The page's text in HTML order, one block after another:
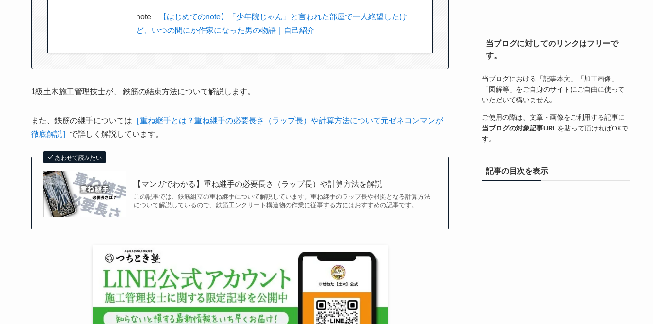
note：
【はじめてのnote】「少年院じゃん」と言われた部屋で一人絶望したけ
ど、いつの間にか作家になった男の物語｜自己紹介
1級土木施工管理技士が、 鉄筋の結束方法について解説します。
また、鉄筋の継手については ［重ね継手とは？重ね継手の必要長さ（ラップ長）や計算方法について元ゼネコンマンが
徹底解説］ で詳しく解説しています。
あわせて読みたい
【マンガでわかる】重ね継手の必要長さ（ラップ長）や計算方法を解説
この記事では、鉄筋組立の重ね継手について解説しています。重ね継手のラップ長や根拠となる計算方法
について解説しているので、鉄筋工ンクリート構造物の作業に従事する方にはおすすめの記事です。
当ブログに対してのリンクはフリーで
す。
当ブログにおける「記事本文」「加工画像」
「図解等」をご自身のサイトにご自由に使って
いただいて構いません。
ご使用の際は、文章・画像をご利用する記事に
当ブログの対象記事URLを貼って頂ければOKで
す。
記事の目次を表示